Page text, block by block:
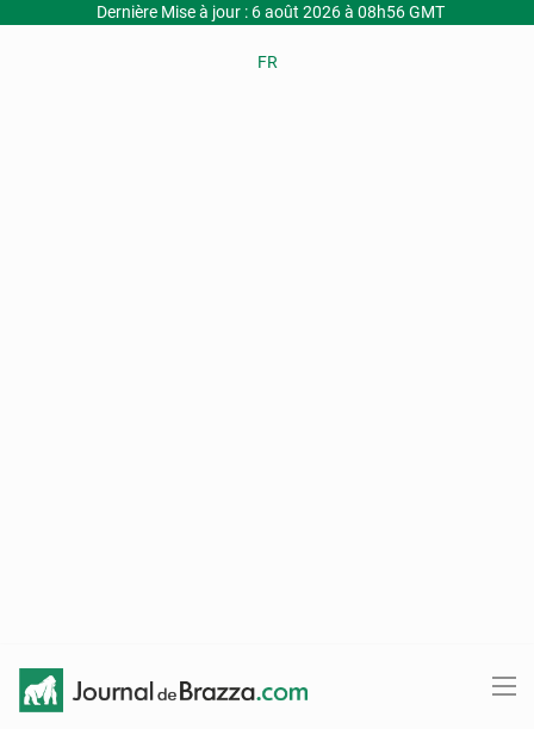
Dernière Mise à jour : 6 août 2026 à 08h56 GMT
FR